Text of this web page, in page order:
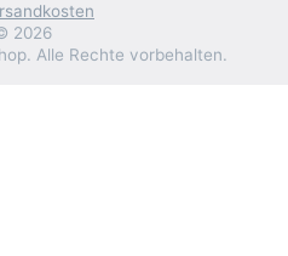
2026
Alle Rechte vorbehalten.